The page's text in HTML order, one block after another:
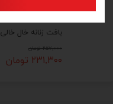
بافت زنانه خال خالی
۲۵۷,۰۰۰ تومان
۲۳۱,۳۰۰ تومان